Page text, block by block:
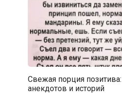
Свежая порция
анекдотов и историй